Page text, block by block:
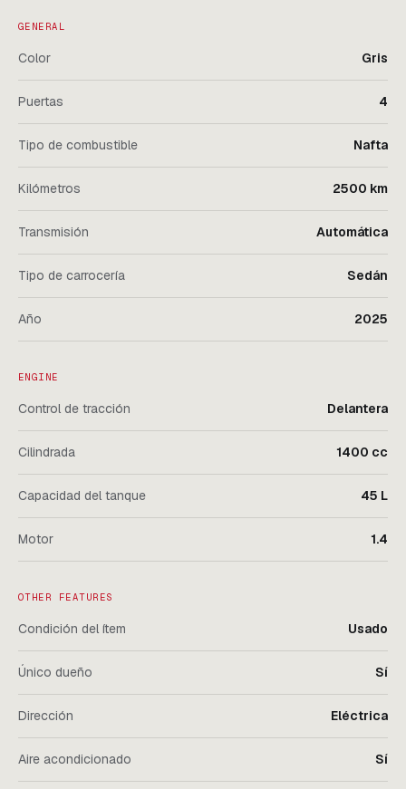
GENERAL
Color Gris
Puertas 4
Tipo de combustible Nafta
Kilómetros 2500 km
Transmisión Automática
Tipo de carrocería Sedán
Año 2025
ENGINE
Control de tracción Delantera
Cilindrada 1400 cc
Capacidad del tanque 45 L
Motor 1.4
OTHER FEATURES
Condición del ítem Usado
Único dueño Sí
Dirección Eléctrica
Aire acondicionado Sí